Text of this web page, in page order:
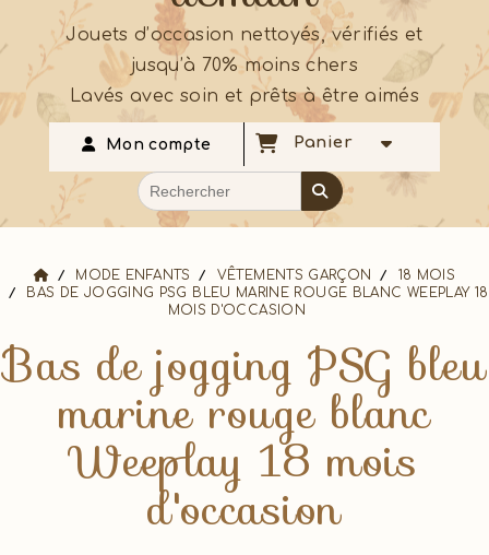
Jouets d’occasion nettoyés, vérifiés et
jusqu’à 70% moins chers
Lavés avec soin et prêts à être aimés
Mon compte Panier
MODE ENFANTS VÊTEMENTS GARÇON
18 MOIS
BAS DE JOGGING PSG BLEU MARINE ROUGE BLANC WEEPLAY 18
MOIS D'OCCASION
Bas de jogging PSG bleu
marine rouge blanc
Weeplay 18 mois
d'occasion